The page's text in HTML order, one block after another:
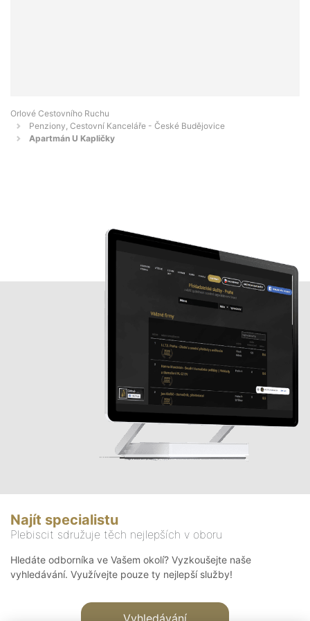
Orlové Cestovního Ruchu
Penziony, Cestovní Kanceláře - České Budějovice
Apartmán U Kapličky
Najít specialistu
Plebiscit sdružuje těch nejlepších v oboru
Hledáte odborníka ve Vašem okolí? Vyzkoušejte naše
vyhledávání. Využívejte pouze ty nejlepší služby!